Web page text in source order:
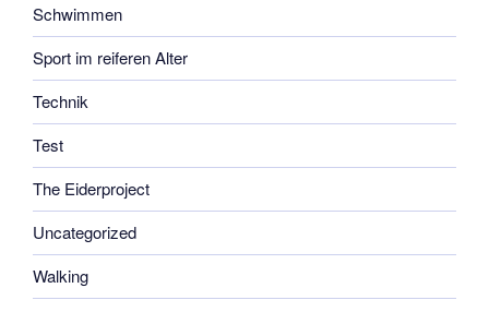
Schwimmen
Sport im reiferen Alter
Technik
Test
The Eiderproject
Uncategorized
Walking